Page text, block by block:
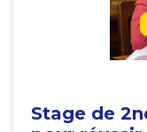
Stage de